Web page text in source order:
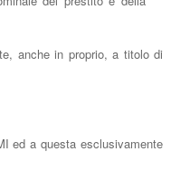
anche in proprio, a titolo di
ed a questa esclusivamente